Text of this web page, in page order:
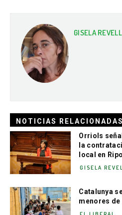
GISELA
NOTICIAS RELACIONADAS
Orriols
la
local en
GISELA
Catalunya
menores de